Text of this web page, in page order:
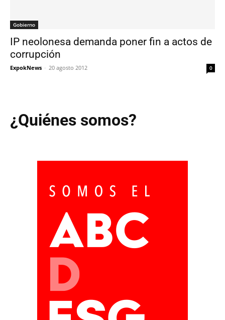
Gobierno
IP neolonesa demanda poner fin a actos de
corrupción
ExpokNews - 20 agosto 2012 0
¿Quiénes somos?